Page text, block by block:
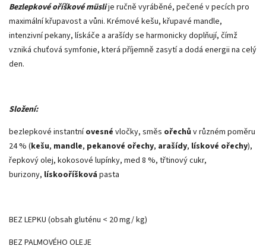
Bezlepkové oříškové müslije ručně vyráběné, pečené v pecích pro
maximální křupavost a vůni. Krémové kešu, křupavé mandle,
intenzivní pekany, lískáče a arašídy se harmonicky doplňují, čímž
vzniká chuťová symfonie, která příjemně zasytí a dodá energii na celý
den.
Složení:
bezlepkové instantníovesné vločky, směs ořechů v různém poměru
24 % (kešu, mandle, pekanové ořechy, arašídy, lískové ořechy),
řepkový olej, kokosové lupínky, med 8 %, třtinový cukr,
burizony, lískooříšková pasta
BEZ LEPKU (obsah gluténu < 20 mg/ kg)
BEZ PALMOVÉHO OLEJE